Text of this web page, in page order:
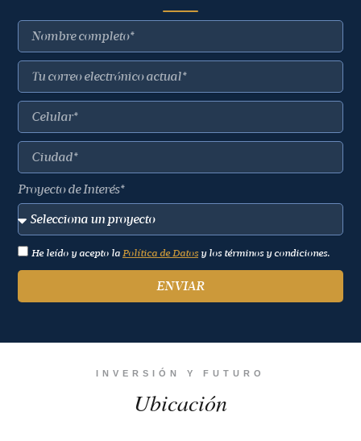
Proyecto de Interés*
He leído y acepto la Política de Datos y los términos y condiciones.
ENVIAR
INVERSIÓN Y FUTURO
Ubicación